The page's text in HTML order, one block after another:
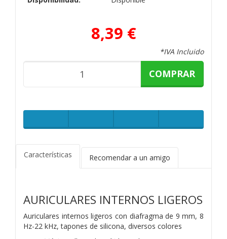
8,39 €
*IVA Incluido
COMPRAR
Características Recomendar a un amigo
AURICULARES INTERNOS LIGEROS
Auriculares internos ligeros con diafragma de 9 mm, 8
Hz-22 kHz, tapones de silicona, diversos colores